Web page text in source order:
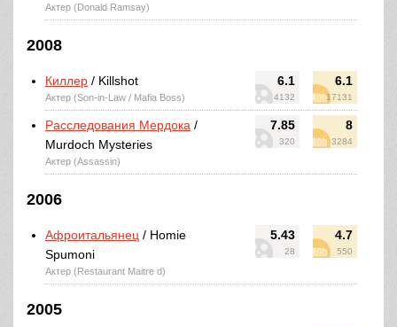
Актер (Donald Ramsay)
2008
6.1
4132
6.1
17131
Киллер / Killshot
Актер (Son-in-Law / Mafia Boss)
7.85
320
8
3284
Расследования Мердока /
Murdoch Mysteries
Актер (Assassin)
2006
5.43
28
4.7
550
Афроитальянец / Homie
Spumoni
Актер (Restaurant Maitre d)
2005